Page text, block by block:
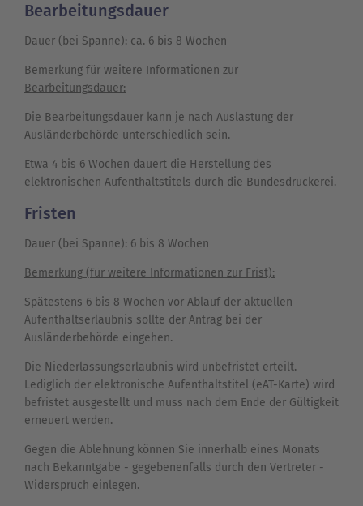
Bearbeitungsdauer
Dauer (bei Spanne): ca. 6 bis 8 Wochen
Bemerkung für weitere Informationen zur
Bearbeitungsdauer:
Die Bearbeitungsdauer kann je nach Auslastung der
Ausländerbehörde unterschiedlich sein.
Etwa 4 bis 6 Wochen dauert die Herstellung des
elektronischen Aufenthaltstitels durch die Bundesdruckerei.
Fristen
Dauer (bei Spanne): 6 bis 8 Wochen
Bemerkung (für weitere Informationen zur Frist):
Spätestens 6 bis 8 Wochen vor Ablauf der aktuellen
Aufenthaltserlaubnis sollte der Antrag bei der
Ausländerbehörde eingehen.
Die Niederlassungserlaubnis wird unbefristet erteilt.
Lediglich der elektronische Aufenthaltstitel (eAT-Karte) wird
befristet ausgestellt und muss nach dem Ende der Gültigkeit
erneuert werden.
Gegen die Ablehnung können Sie innerhalb eines Monats
nach Bekanntgabe - gegebenenfalls durch den Vertreter -
Widerspruch einlegen.